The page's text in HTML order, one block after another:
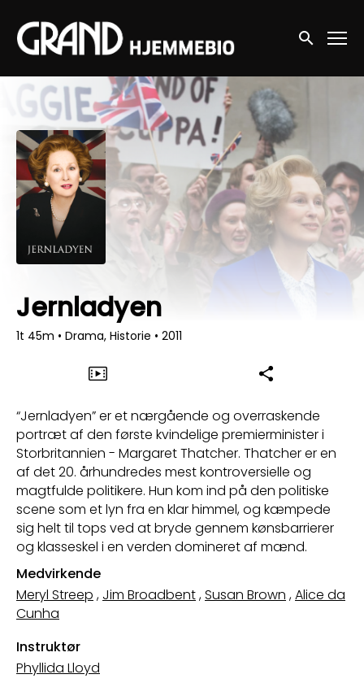
Accessibility Links
Søg nu
Jernladyen
1t 45m • Drama, Historie • 2011
“Jernladyen” er et nærgående og overraskende
portræt af den første kvindelige premierminister i
Storbritannien - Margaret Thatcher. Thatcher er en
af det 20. århundredes mest kontroversielle og
magtfulde politikere. Hun kom ind på den politiske
scene som et lyn fra en klar himmel, og kæmpede
sig helt til tops ved at bryde gennem kønsbarrierer
og klasseskel i en verden domineret af mænd.
Medvirkende
Meryl Streep , Jim Broadbent,Susan Brown ,Alice da
Cunha
Instruktør
Phyllida Lloyd